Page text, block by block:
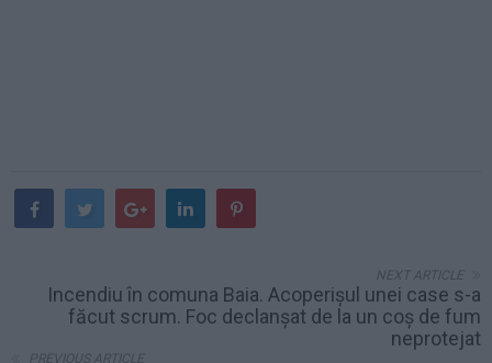
NEXT ARTICLE
Incendiu în comuna Baia. Acoperișul unei case s-a
făcut scrum. Foc declanșat de la un coș de fum
neprotejat
PREVIOUS ARTICLE